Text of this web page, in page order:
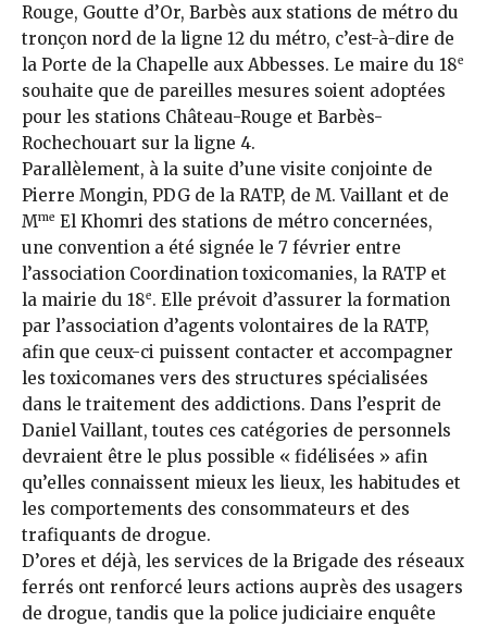
Rouge, Goutte d’Or, Barbès aux stations de métro du
tronçon nord de la ligne 12 du métro, c’est-à-dire de
la Porte de la Chapelle aux Abbesses. Le maire du 18e
souhaite que de pareilles mesures soient adoptées
pour les stations Château-Rouge et Barbès-
Rochechouart sur la ligne 4.
Parallèlement, à la suite d’une visite conjointe de
Pierre Mongin, PDG de la RATP, de M. Vaillant et de
Mme El Khomri des stations de métro concernées,
une convention a été signée le 7 février entre
l’association Coordination toxicomanies, la RATP et
la mairie du 18e. Elle prévoit d’assurer la formation
par l’association d’agents volontaires de la RATP,
afin que ceux-ci puissent contacter et accompagner
les toxicomanes vers des structures spécialisées
dans le traitement des addictions. Dans l’esprit de
Daniel Vaillant, toutes ces catégories de personnels
devraient être le plus possible « fidélisées » afin
qu’elles connaissent mieux les lieux, les habitudes et
les comportements des consommateurs et des
trafiquants de drogue.
D’ores et déjà, les services de la Brigade des réseaux
ferrés ont renforcé leurs actions auprès des usagers
de drogue, tandis que la police judiciaire enquête